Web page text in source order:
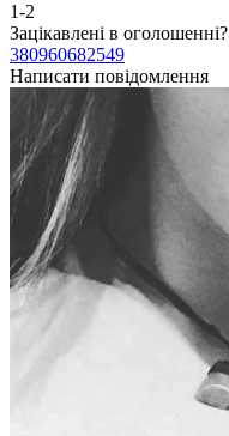
1-2
Зацікавлені в оголошенні?
380960682549
Написати повідомлення